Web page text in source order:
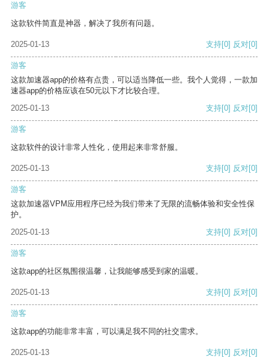
游客
这款软件简直是神器，解决了我所有问题。
2025-01-13 支持[0] 反对[0]
游客
这款加速器app的价格有点贵，可以适当降低一些。我个人觉得，一款加
速器app的价格应该在50元以下才比较合理。
2025-01-13
支持[0] 反对[0]
游客
这款软件的设计非常人性化，使用起来非常舒服。
2025-01-13 支持[0] 反对[0]
游客
这款加速器VPM应用程序已经为我们带来了无限的流畅体验和安全性保
护。
2025-01-13
支持[0] 反对[0]
游客
这款app的社区氛围很温馨，让我能够感受到家的温暖。
2025-01-13 支持[0] 反对[0]
游客
这款app的功能非常丰富，可以满足我不同的社交需求。
2025-01-13 支持[0] 反对[0]